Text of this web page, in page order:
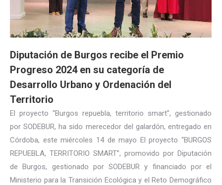
Diputación de Burgos recibe el Premio
Progreso 2024 en su categoría de
Desarrollo Urbano y Ordenación del
Territorio
El proyecto “Burgos repuebla, territorio smart”, gestionado
por SODEBUR, ha sido merecedor del galardón, entregado en
Córdoba, este miércoles 14 de mayo El proyecto “BURGOS
REPUEBLA, TERRITORIO SMART”, promovido por Diputación
de Burgos, gestionado por SODEBUR y financiado por el
Ministerio para la Transición Ecológica y el Reto Demográfico